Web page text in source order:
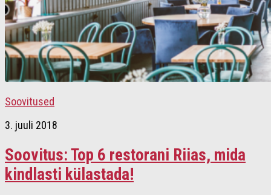
Soovitused
3. juuli 2018
Soovitus: Top 6 restorani Riias, mida
kindlasti külastada!